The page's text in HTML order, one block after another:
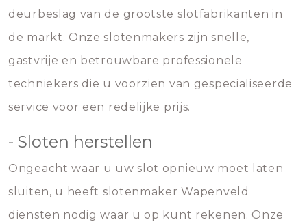
deurbeslag van de grootste slotfabrikanten in
de markt. Onze slotenmakers zijn snelle,
gastvrije en betrouwbare professionele
techniekers die u voorzien van gespecialiseerde
service voor een redelijke prijs.
- Sloten herstellen
Ongeacht waar u uw slot opnieuw moet laten
sluiten, u heeft slotenmaker Wapenveld
diensten nodig waar u op kunt rekenen. Onze